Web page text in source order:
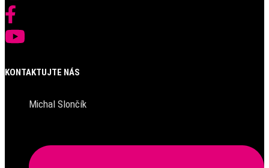
KONTAKTUJTE NÁS
Michal Slončík